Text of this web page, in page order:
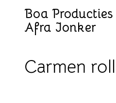
Boa
Afra Jonker
Carmen